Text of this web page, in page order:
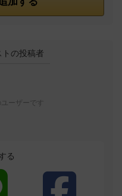
トの投稿者
ーザーです
る